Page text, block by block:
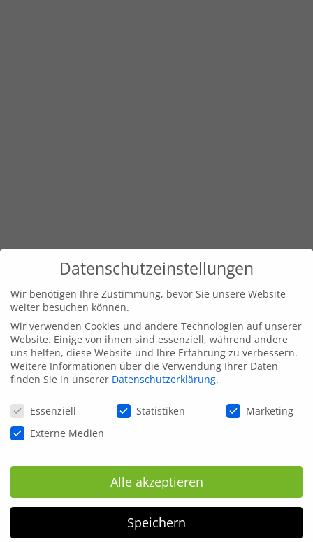
Datenschutzeinstellungen
Wir benötigen Ihre Zustimmung, bevor Sie unsere Website
weiter besuchen können.
Wir verwenden Cookies und andere Technologien auf unserer
Website. Einige von ihnen sind essenziell, während andere
uns helfen, diese Website und Ihre Erfahrung zu verbessern.
Weitere Informationen über die Verwendung Ihrer Daten
finden Sie in unserer Datenschutzerklärung.
Datenschutzeinstellungen
Essenziell Statistiken
Marketing
Externe Medien
Alle akzeptieren
Speichern